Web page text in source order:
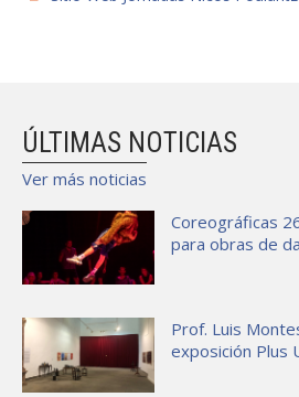
ÚLTIMAS NOTICIAS
Ver más noticias
Coreográficas
para obras de
Prof. Luis
exposición Plus